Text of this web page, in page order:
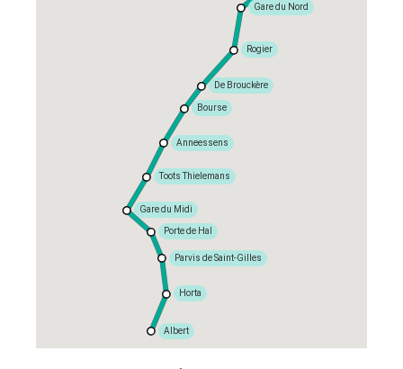
Albert
Horta
Parvis de Saint-Gilles
Porte de Hal
Gare du Midi
Toots Thielemans
Anneessens
Bourse
De Brouckère
Rogier
Gare du Nord